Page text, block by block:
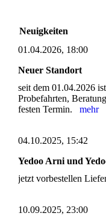
Neuigkeiten
01.04.2026, 18:00
Neuer Standort
seit dem 01.04.2026
Probefahrten,
festen Termin. mehr
04.10.2025, 15:42
Yedoo Arni und
jetzt vorbestellen
10.09.2025, 23:00